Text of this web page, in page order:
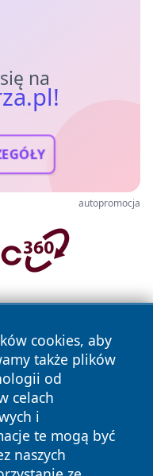
na
autopromocja
cookies, aby
także plików
od
celach
i
te mogą być
naszych
prawa